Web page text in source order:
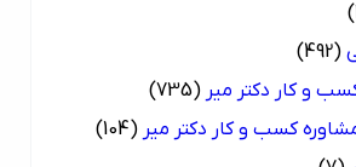
دکتر میر (735)
کسب و کار دکتر میر (104)